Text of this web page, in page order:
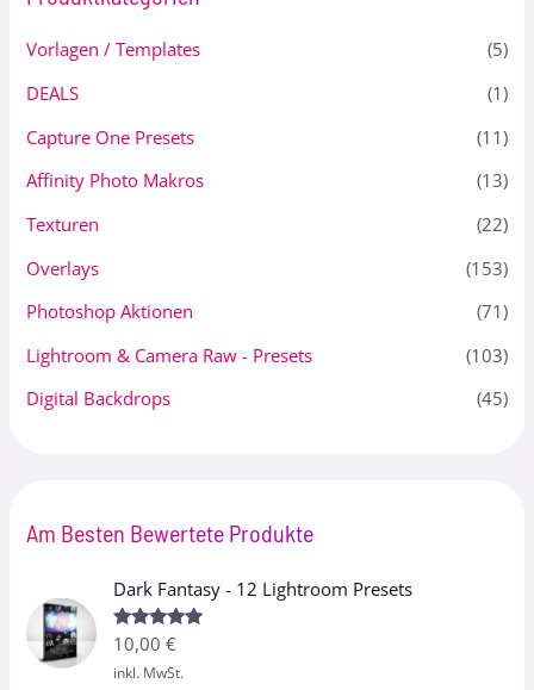
Vorlagen / Templates
(5)
DEALS
(1)
Capture One Presets
(11)
Affinity Photo Makros
(13)
Texturen
(22)
Overlays
(153)
Photoshop Aktionen
(71)
Lightroom & Camera Raw - Presets
(103)
Digital Backdrops
(45)
Am Besten Bewertete Produkte
Dark Fantasy - 12 Lightroom Presets
Bewertet
mit
von 5
10,00€
inkl. MwSt.